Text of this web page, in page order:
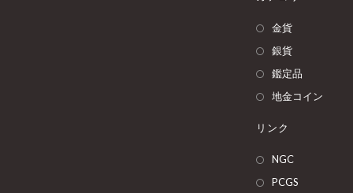
金貨
銀貨
鑑定品
地金コイン
リンク
NGC
PCGS